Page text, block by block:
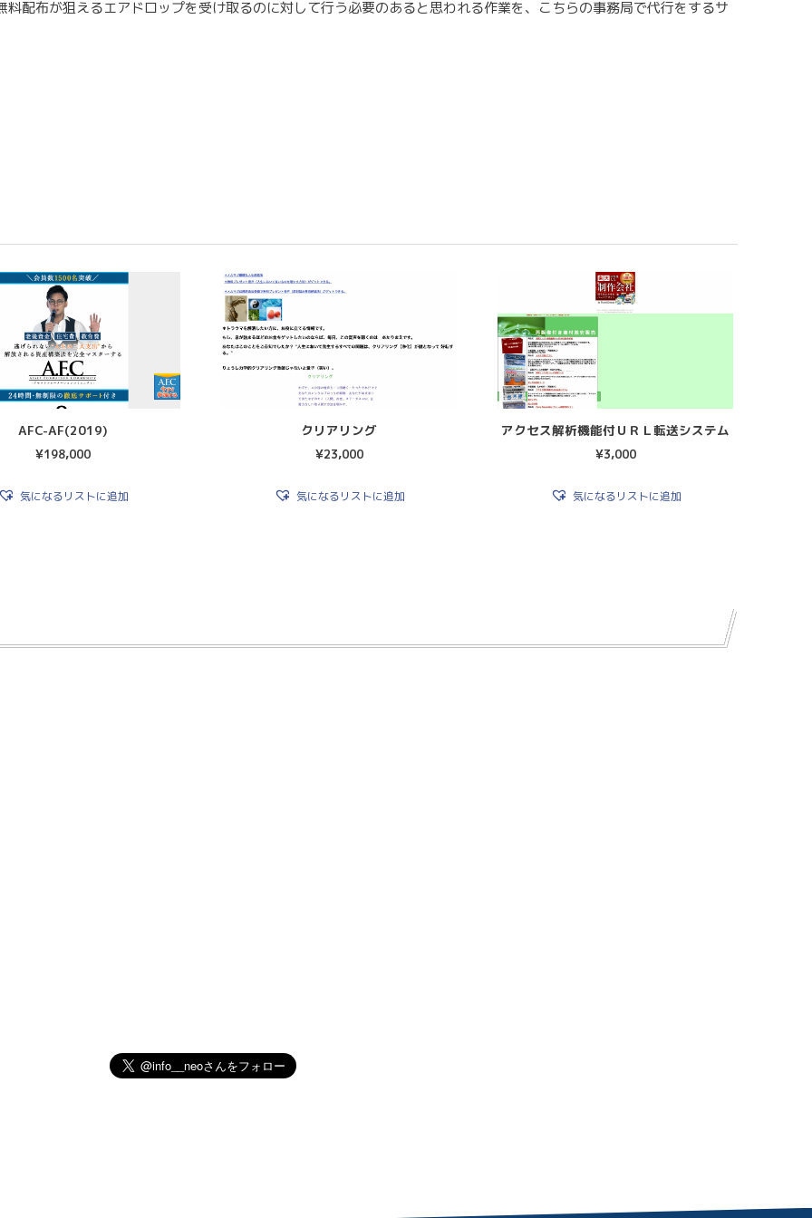
配布が狙えるエアドロップを受け取るのに対して行う必要のあると思われる作業を、こちらの事務局で代行をするサ
AFC-AF(2019)
¥198,000
気になるリストに追加
クリアリング
¥23,000
気になるリストに追加
アクセス解析機能付ＵＲＬ転送システム
¥3,000
気になるリストに追加